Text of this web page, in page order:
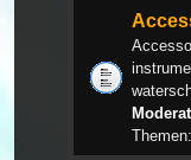
Themen: